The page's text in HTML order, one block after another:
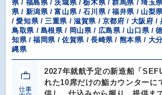
県 / 福島県 / 茨城県 / 栃木県 / 群馬県 / 埼玉
県 / 新潟県 / 富山県 / 石川県 / 福井県 / 山梨
/ 愛知県 / 三重県 / 滋賀県 / 京都府 / 大阪府 /
鳥取県 / 島根県 / 岡山県 / 広島県 / 山口県 /
知県 / 福岡県 / 佐賀県 / 長崎県 / 熊本県 / 大
縄県
仕事
2027年就航予定の新造船「
れた10席だけの鮨カウンターに